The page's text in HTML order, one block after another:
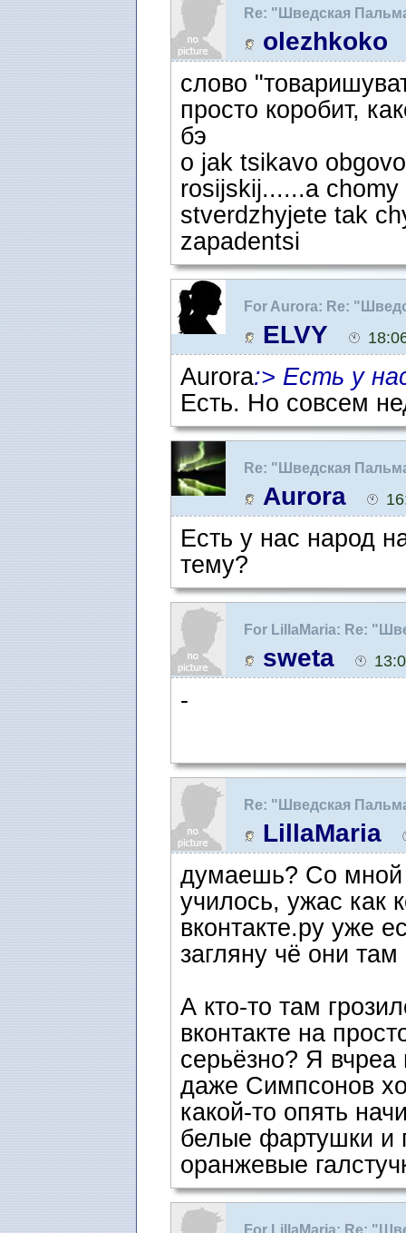
Re: "Шведская
olezhkoko
слово
просто коробит,
бэ
o jak tsikavo
rosijskij......a
stverdzhyjete tak
zapadentsi
For Aurora: Re:
ELVY
Aurora:> Есть у
Есть. Но совсем
Re: "Шведская
Aurora
Есть у нас народ
тему?
For LillaMaria: Re:
sweta
-
Re: "Шведская
LillaMaria
думаешь? Со мной
училось, ужас как
вконтакте.ру уже
загляну чё они
А кто-то там
вконтакте на
серьёзно? Я вчреа
даже Симпсонов
какой-то опять
белые фартушки и
оранжевые